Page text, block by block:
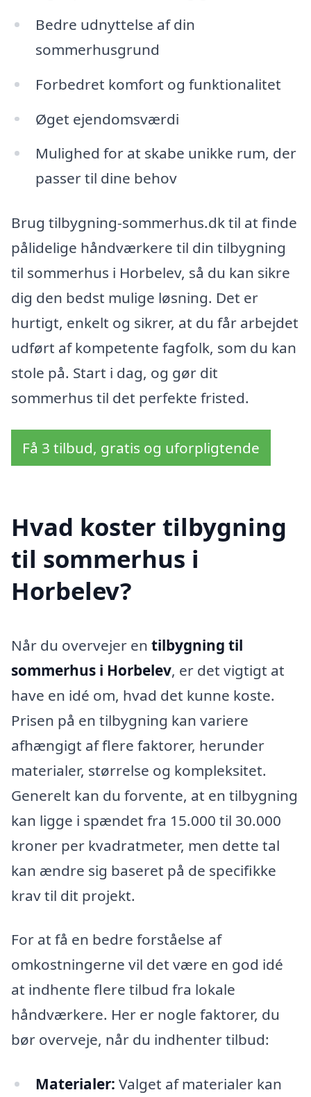
Bedre udnyttelse af din
sommerhusgrund
Forbedret komfort og funktionalitet
Øget ejendomsværdi
Mulighed for at skabe unikke rum, der
passer til dine behov
Brug tilbygning-sommerhus.dk til at finde
pålidelige håndværkere til din tilbygning
til sommerhus i Horbelev, så du kan sikre
dig den bedst mulige løsning. Det er
hurtigt, enkelt og sikrer, at du får arbejdet
udført af kompetente fagfolk, som du kan
stole på. Start i dag, og gør dit
sommerhus til det perfekte fristed.
Få 3 tilbud, gratis og uforpligtende
Hvad koster tilbygning
til sommerhus i
Horbelev?
Når du overvejer en tilbygning til
sommerhus i Horbelev, er det vigtigt at
have en idé om, hvad det kunne koste.
Prisen på en tilbygning kan variere
afhængigt af flere faktorer, herunder
materialer, størrelse og kompleksitet.
Generelt kan du forvente, at en tilbygning
kan ligge i spændet fra 15.000 til 30.000
kroner per kvadratmeter, men dette tal
kan ændre sig baseret på de specifikke
krav til dit projekt.
For at få en bedre forståelse af
omkostningerne vil det være en god idé
at indhente flere tilbud fra lokale
håndværkere. Her er nogle faktorer, du
bør overveje, når du indhenter tilbud:
Materialer: Valget af materialer kan